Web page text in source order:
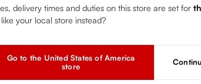
delivery times and duties on this store are set for
your local store instead?
Go to the United States of America
store